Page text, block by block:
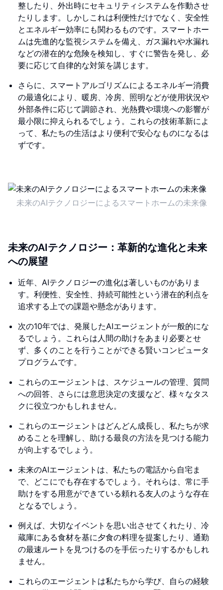
整したり、外出時にセキュリティシステムを作動させ
たりします。しかしこれは利便性だけでなく、安全性
とエネルギー効率にも関わるものです。スマートホー
ムは先進的な監視システムを備え、ガス漏れや水漏れ
などの潜在的な危険を検知し、すぐに警告を発し、必
要に応じて自律的な対策を講じます。
さらに、スマートアルゴリズムによるエネルギー消費
の最適化により、暖房、冷房、照明などが使用状況や
外部条件に応じて調節され、光熱費や環境への影響が
最小限に抑えられるでしょう。これらの技術革新によ
って、私たちの生活はより便利で安心なものになるは
ずです。
未来のAIテクノロジーによるスマートホームの未来像
未来のAIテクノロジー：革新的な進化と未来
への展望
近年、AIテクノロジーの進化は著しいものがありま
す。利便性、安全性、持続可能性という潜在的利点を
追求する上での課題や懸念があります。
次の10年では、発展したAIエージェントが一般的にな
るでしょう。これらは人間の助けをあまり必要とせ
ず、多くのことを行うことができる賢いコンピュータ
プログラムです。
これらのエージェントは、スケジュールの管理、質問
への回答、さらには意思決定の支援など、様々なタス
クに役立つかもしれません。
これらのエージェントはどんどん成長し、私たちが求
めることを理解し、助ける最良の方法を見つける能力
が向上するでしょう。
未来のAIエージェントは、私たちの電話から自宅ま
で、どこにでも存在するでしょう。それらは、常に手
助けをする用意ができている頼れる友人のような存在
となるでしょう。
例えば、大切なイベントを思い出させてくれたり、冷
蔵庫にある食材を基に夕食の料理を提案したり、通勤
の最速ルートを見つけるのを手伝ったりするかもしれ
ません。
これらのエージェントは私たちから学び、自らの経験